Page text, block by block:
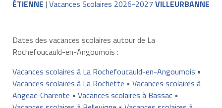
ÉTIENNE | Vacances Scolaires 2026-2027 VILLEURBANNE
Dates des vacances scolaires autour de La
Rochefoucauld-en-Angoumois :
Vacances scolaires à La Rochefoucauld-en-Angoumois •
Vacances scolaires à La Rochette • Vacances scolaires à
Angeac-Charente • Vacances scolaires à Bassac•